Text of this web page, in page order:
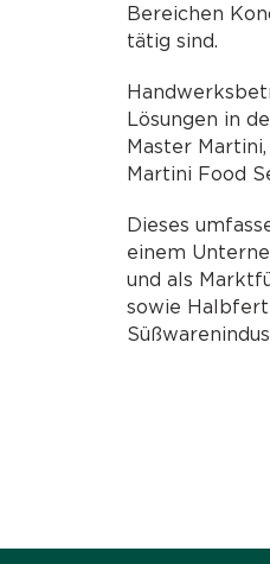
Bereichen
tätig sind.
Lösungen in
Master
Martini Food
Dieses
einem
und als
sowie